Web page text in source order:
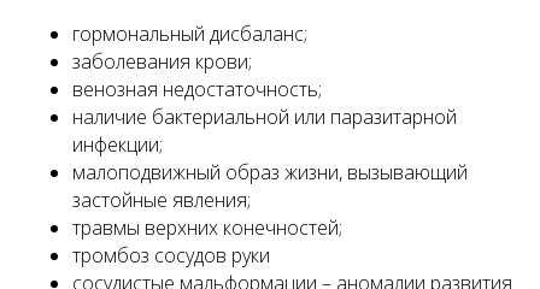
гормональный дисбаланс;
заболевания крови;
венозная недостаточность;
наличие бактериальной или паразитарной
инфекции;
малоподвижный образ жизни, вызывающий
застойные явления;
травмы верхних конечностей;
тромбоз сосудов руки
сосудистые мальформации – аномалии развития